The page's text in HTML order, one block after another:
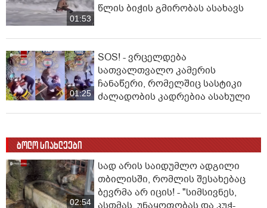
01:53
წლის ბიჭის გმირობას ასახავს
01:25
SOS! - ვრცელდება
სათვალთვალო კამერის
ჩანაწერი, რომელშიც სასტიკი
ძალადობის კადრებია ასახული
ბოლო სიახლეები
02:54
სად არის საიდუმლო ადგილი
თბილისში, რომლის შესახებაც
ბევრმა არ იცის! - "სიმსივნეს,